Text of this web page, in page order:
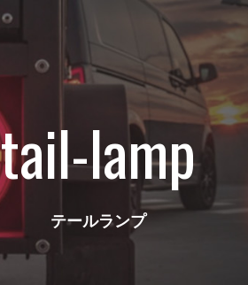
tail-lamp
テールランプ